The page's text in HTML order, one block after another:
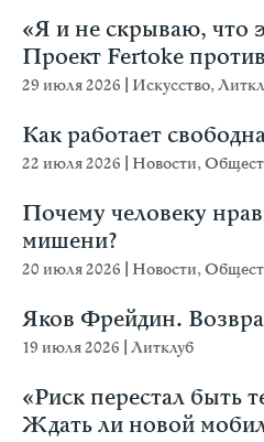
«Я и не скрываю, что
Проект Fertoke
29 июля 2026 Искусство,
Как работает
22 июля 2026 Новости,
Почему человеку
мишени?
20 июля 2026 Новости,
Яков Фрейдин.
19 июля 2026 Литклуб
«Риск перестал быть
Ждать ли новой